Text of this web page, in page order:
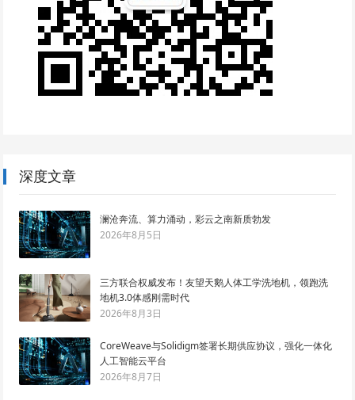
深度文章
澜沧奔流、算力涌动，彩云之南新质勃发
2026年8月5日
三方联合权威发布！友望天鹅人体工学洗地机，领跑洗
地机3.0体感刚需时代
2026年8月3日
CoreWeave与Solidigm签署长期供应协议，强化一体化
人工智能云平台
2026年8月7日